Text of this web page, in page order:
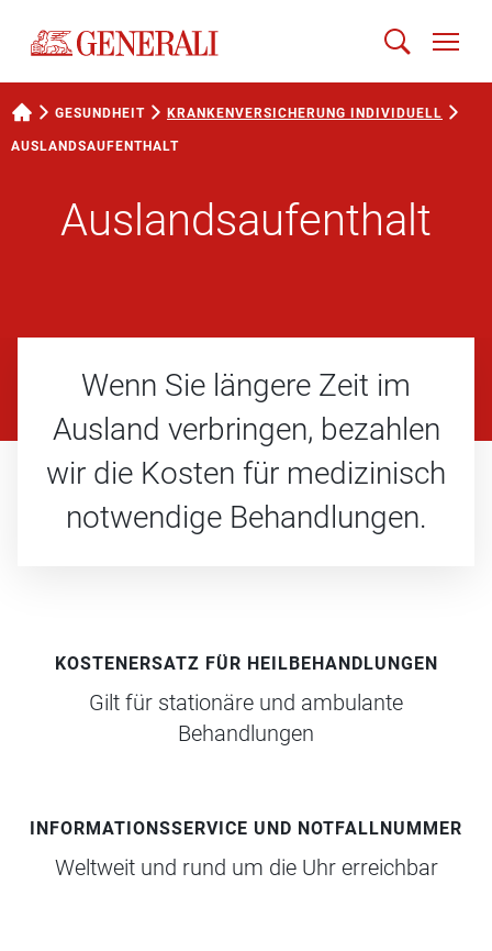
GESUNDHEIT KRANKENVERSICHERUNG INDIVIDUELL
AUSLANDS­AUFENTHALT
Auslands­­aufenthalt
Wenn Sie längere Zeit im
Ausland verbringen, bezahlen
wir die Kosten für medizinisch
notwendige Behandlungen.
KOSTENERSATZ FÜR HEILBEHANDLUNGEN
Gilt für stationäre und ambulante
Behandlungen
INFORMATIONSSERVICE UND NOTFALLNUMMER
Weltweit und rund um die Uhr erreichbar